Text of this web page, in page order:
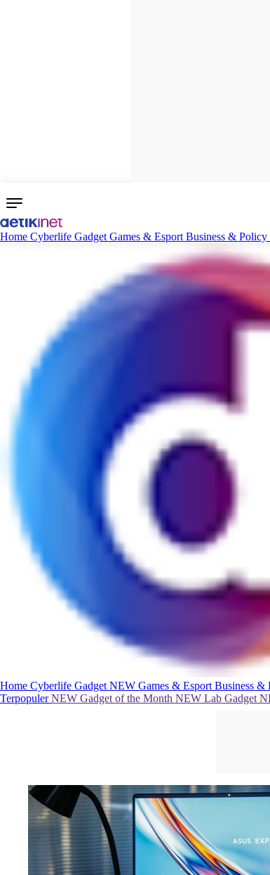
Home Cyberlife Gadget Games & Esport Business & Policy
Home Cyberlife Gadget NEW Games & Esport Business &
TerpopulerNEW Gadget of the Month NEW Lab Gadget